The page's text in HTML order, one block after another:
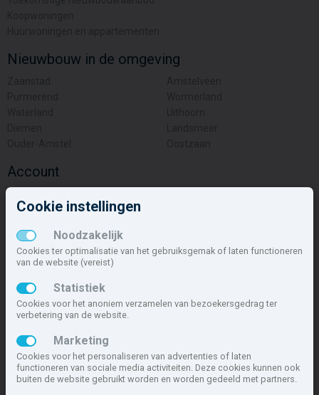
Nieuwbouw in de omgeving
Account
Inschrijven
Overige
Contact
Zakelijk
Deze site maakt deel uit van
meer dan 85.466 nieuwbouwwoningen in 1.621 projecten de meest
complete nieuwbouwsite van Nederland.
Cookie instellingen
Noodzakelijk
Cookies ter optimalisatie van het gebruiksgemak of laten functioneren
van de website (vereist)
Statistiek
Cookies voor het anoniem verzamelen van bezoekersgedrag ter
verbetering van de website.
Marketing
Cookies voor het personaliseren van advertenties of laten
functioneren van sociale media activiteiten. Deze cookies kunnen ook
buiten de website gebruikt worden en worden gedeeld met partners.